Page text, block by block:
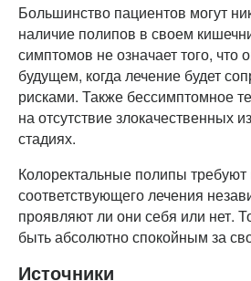
Большинство пациентов могут
наличие полипов в своем
симптомов не означает того, что
будущем, когда лечение будет
рисками. Также бессимптомное
на отсутствие злокачественных
стадиях.
Колоректальные полипы
соответствующего лечения
проявляют ли они себя или нет.
быть абсолютно спокойным за
Источники